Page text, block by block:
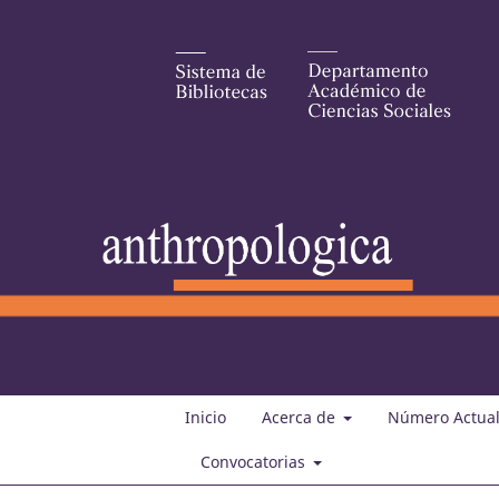
Inicio Acerca de Número Actual
Convocatorias